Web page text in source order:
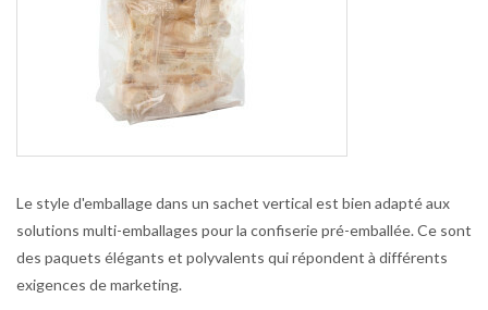
Le style d'emballage dans un sachet vertical est bien adapté aux
solutions multi-emballages pour la confiserie pré-emballée. Ce sont
des paquets élégants et polyvalents qui répondent à différents
exigences de marketing.